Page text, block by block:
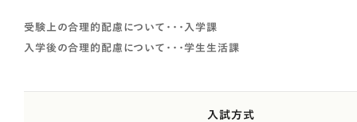
受験上の合理的配慮について・・・入学課
入学後の合理的配慮について・・・学生生活課
入試方式